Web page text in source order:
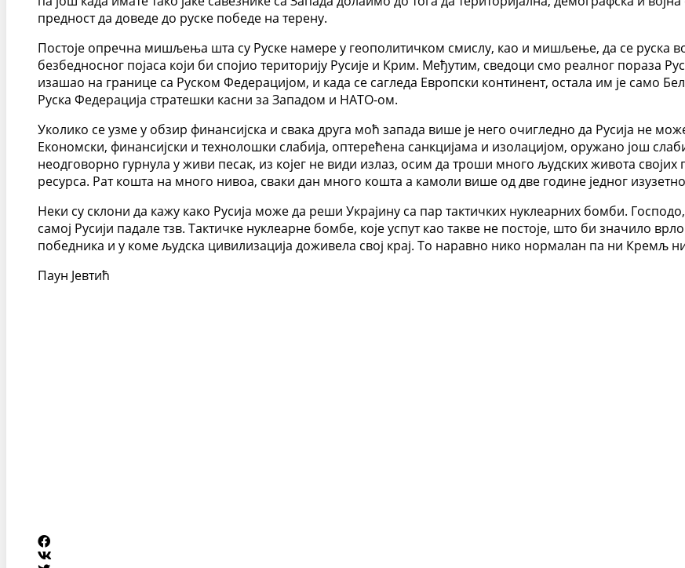
предност да доведе до руске победе на терену.
Постоје опречна мишљења шта су Руске намере у геополитичком смислу, као и мишљење, да се руска
безбедносног појаса који би спојио територију Русије и Крим. Међутим, сведоци смо реалног пораза
изашао на границе са Руском Федерацијом, и када се сагледа Европски континент, остала им је само
Руска Федерација стратешки касни за Западом и НАТО-ом.
Уколико се узме у обзир финансијска и свака друга моћ запада више је него очигледно да Русија не
Економски, финансијски и технолошки слабија, оптерећена санкцијама и изолацијом, оружано још
неодговорно гурнула у живи песак, из којег не види излаз, осим да троши много људских живота
ресурса. Рат кошта на много нивоа, сваки дан много кошта а камоли више од две године једног
Неки су склони да кажу како Русија може да реши Украјину са пар тактичких нуклеарних бомби.
самој Русији падале тзв. Тактичке нуклеарне бомбе, које успут као такве не постоје, што би значило
победника и у коме људска цивилизација доживела свој крај. То наравно нико нормалан па ни Кремљ
Паун Јевтић